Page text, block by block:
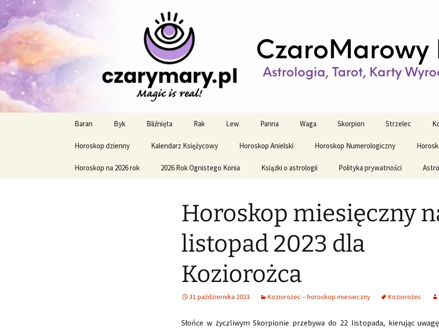
CzaroMarowy horoskop
miesięczny i tygodniowy
Profesjonalne przepowiednie astrologiczne
treści
Baran Byk Bliźnięta Rak Lew Panna Waga Skorpion Strzelec
Horoskop dzienny Kalendarz Księżycowy Horoskop Anielski Horoskop Numerologiczny
Horoskop na 2026 rok 2026 Rok Ognistego Konia Książki o astrologii Polityka prywatności
Horoskop miesięczny
listopad 2023 dla
Koziorożca
31 października 2023 Koziorożec – horoskop miesieczny Koziorożec
Słońce w życzliwym Skorpionie przebywa do 22 listopada, kierując